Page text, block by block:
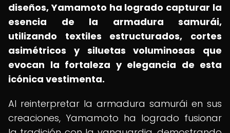
diseños, Yamamoto ha logrado capturar la
esencia de la armadura samurái,
utilizando textiles estructurados, cortes
asimétricos y siluetas voluminosas que
evocan la fortaleza y elegancia de esta
icónica vestimenta.
Al reinterpretar la armadura samurái en sus
creaciones, Yamamoto ha logrado fusionar